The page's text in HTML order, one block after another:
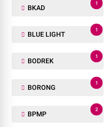
BKAD
1
BLUE LIGHT
1
BODREK
1
BORONG
1
BPMP
2